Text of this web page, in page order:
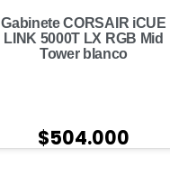
Gabinete CORSAIR iCUE
LINK 5000T LX RGB Mid
Tower blanco
$504.000